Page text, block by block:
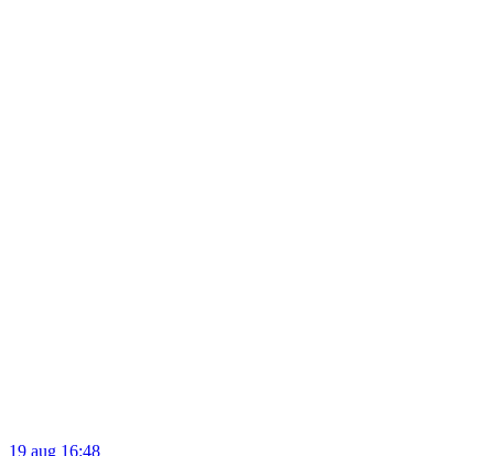
19 aug 16:48